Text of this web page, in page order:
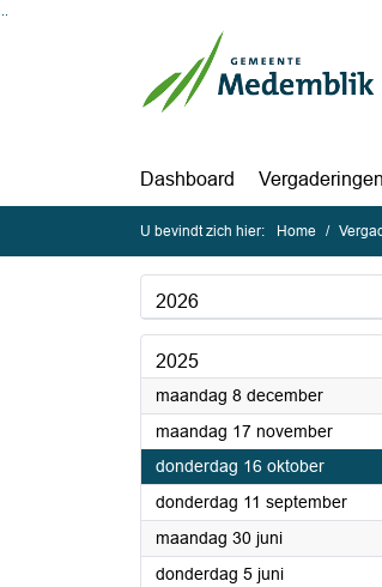
Ga naar de inhoud van deze pagina
Dashboard Vergaderingen
U bevindt zich hier: Home
2026
2025
maandag 8 december2025
maandag 17 november2025
donderdag 16 oktober2025
donderdag 11 september2025
maandag 30 juni2025
donderdag 5 juni2025